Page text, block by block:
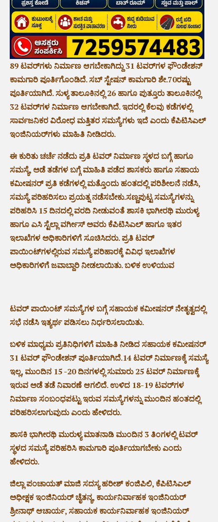
89 ಟವರ್‌ಗಳು ನಿರ್ಮಾಣ ಆಗಬೇಕಾಗಿದ್ದು 31 ಟವರ್‌ಗಳ ಫೌಂಡೇಶನ್
ಕಾಮಗಾರಿ ಪೂರ್ತಿಗೊಂಡಿದೆ. ಸಬ್ ಸ್ಟೇಷನ್ ಕಾಮಗಾರಿ ಶೇ.70ರಷ್ಟು
ಪೂರ್ತಿಯಾಗಿದೆ. ಸುಳ್ಯ ತಾಲೂಕಿನಲ್ಲಿ 26 ಹಾಗೂ ಪುತ್ತೂರು ತಾಲೂಕಿನಲ್ಲಿ
32 ಟವರ್‌ಗಳ ನಿರ್ಮಾಣ ಆಗಬೇಕಾಗಿದೆ. ಇದರಲ್ಲಿ ಕೆಲವು ಕಡೆಗಳಲ್ಲಿ
ಸಾರ್ವಜನಿಕರ ವಿರೋಧ ಮತ್ತಿತರ ಸಮಸ್ಯೆಗಳು ಇದೆ ಎಂದು ಕೆಪಿಟಿಸಿಎಲ್
ಇಂಜಿನಿಯರ್‌ಗಳು ಮಾಹಿತಿ ನೀಡಿದರು.
ಈ ಕುರಿತು ಚರ್ಚೆ ನಡೆದು ಪ್ರತಿ ಟವರ್ ನಿರ್ಮಾಣ ಸ್ಥಳದ ಬಗ್ಗೆ ಹಾಗೂ
ಸಮಸ್ಯೆ, ಅಡೆ ತಡೆಗಳ ಬಗ್ಗೆ ಮಾಹಿತಿ ಪಡೆದ ಶಾಸಕರು ಹಾಗೂ ಸಹಾಯ
ಕಮೀಷನರ್ ಪ್ರತಿ ಕಡೆಗಳಲ್ಲಿ ಮತ್ತೊಂದು ಹಂತದಲ್ಲಿ ಪರಿಶೀಲನೆ ನಡೆಸಿ,
ಸಮಸ್ಯೆ ಪರಿಹರಿಸಲು ಪ್ರಯತ್ನ ನಡೆಸಬೇಕು.‌ಸಣ್ಣಪುಟ್ಟ ಸಮಸ್ಯೆಗಳನ್ನು
ಪರಿಹರಿಸಿ 15 ದಿನದಲ್ಲಿ ವರದಿ ನೀಡುವಂತೆ ಶಾಸಕಿ ಭಾಗೀರಥಿ ಮುರುಳ್ಯ
ಹಾಗೂ ಎಸಿ ಸ್ಟೆಲ್ಲಾ ವರ್ಗೀಸ್ ಅವರು ಕೆಪಿಟಿಸಿಎಲ್ ಹಾಗೂ ಇತರ
ಇಲಾಖೆಗಳ ಅಧಿಕಾರಿಗಳಿಗೆ ಸೂಚಿಸಿದರು. ಪ್ರತಿ ಟವರ್
ಪಾಯಿಂಟ್‌ಗಳಲ್ಲಿರುವ ಸಮಸ್ಯೆ ಪರಿಹಾರಕ್ಕೆ ವಿವಿಧ ಇಲಾಖೆಗಳ
ಅಧಿಕಾರಿಗಳಿಗೆ ಜವಾಬ್ದಾರಿ ನೀಡಲಾಯಿತು. ಬಳಿಕ ಉಳಿಯುವ
ಟವರ್ ಪಾಯಿಂಟ್ ಸಮಸ್ಯೆಗಳ ಬಗ್ಗೆ ಸಹಾಯಕ ಕಮೀಷನರ್ ನೇತೃತ್ವದಲ್ಲಿ
ಸಭೆ ನಡೆಸಿ ಇತ್ಯರ್ಥ ಪಡಿಸಲು ನಿರ್ಧರಿಸಲಾಯಿತು.
ಬಳಿಕ ಮಾಧ್ಯಮ ಪ್ರತಿನಿಧಿಗಳಿಗೆ ಮಾಹಿತಿ ನೀಡಿದ ಸಹಾಯಕ‌ ಕಮೀಷನರ್
31 ಟವರ್ ಫೌಂಡೇಶನ್ ಪೂರ್ತಿಯಾಗಿದೆ.14 ಟವರ್ ನಿರ್ಮಾಣಕ್ಕೆ ಸಮಸ್ಯೆ
ಇಲ್ಲ, ಮುಂದಿನ 15 -20 ದಿನಗಳಲ್ಲಿ ಸುಮಾರು 25 ಟವರ್ ನಿರ್ಮಾಣಕ್ಕೆ
ಇರುವ ಅಡೆ ತಡೆ ನಿವಾರಣೆ ಆಗಲಿದೆ. ಉಳಿದ 18-19 ಟವರ್‌ಗಳ
ನಿರ್ಮಾಣ ಸಂಬಂಧಪಟ್ಟು ಇರುವ ಸಮಸ್ಯೆಗಳನ್ನು ಮುಂದಿನ ಹಂತದಲ್ಲಿ
ಪರಿಹರಿಸಲಾಗುವುದು ಎಂದು ಹೇಳಿದರು.
ಶಾಸಕಿ ಭಾಗೀರಥಿ ಮುರುಳ್ಯ ಮಾತನಾಡಿ ಮುಂದಿನ 3 ತಿಂಗಳಲ್ಲಿ ಟವರ್
ಸ್ಥಳದ ಸಮಸ್ಯೆ ಪರಿಹರಿಸಿ ಕಾಮಗಾರಿ ಪೂರ್ತಿಯಾಗಬೇಕು ಎಂದು
ಹೇಳಿದರು‌.
ಜಿಲ್ಲಾ ಪಂಚಾಯತ್ ಮಾಜಿ ಸದಸ್ಯ ಹರೀಶ್ ಕಂಜಿಪಿಲಿ, ಕೆಪಿಟಿಸಿಎಲ್
ಅಧೀಕ್ಷಕ ಇಂಜಿನಿಯರ್ ಚೈತನ್ಯ, ಕಾರ್ಯನಿರ್ವಾಹಕ ಇಂಜಿನಿಯರ್
ಶ್ರೀನಾಥ್ ಆಚಾರ್ಯ, ಸಹಾಯಕ ಕಾರ್ಯನಿರ್ವಾಹಕ ಇಂಜಿನಿಯರ್